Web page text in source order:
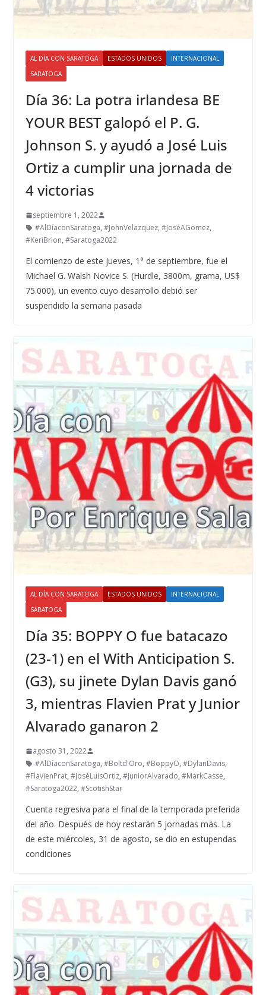
AL DÍA CON SARATOGA ESTADOS UNIDOS
INTERNACIONAL
SARATOGA
Día 36: La potra irlandesa BE
YOUR BEST galopó el P. G.
Johnson S. y ayudó a José Luis
Ortiz a cumplir una jornada de
4 victorias
septiembre 1, 2022
#AlDíaconSaratoga, #JohnVelazquez, #JoséAGomez,
#KeriBrion, #Saratoga2022
El comienzo de este jueves, 1° de septiembre, fue el
Michael G. Walsh Novice S. (Hurdle, 3800m, grama, US$
75.000), un evento cuyo desarrollo debió ser
suspendido la semana pasada
AL DÍA CON SARATOGA ESTADOS UNIDOS
INTERNACIONAL
SARATOGA
Día 35: BOPPY O fue batacazo
(23-1) en el With Anticipation S.
(G3), su jinete Dylan Davis ganó
3, mientras Flavien Prat y Junior
Alvarado ganaron 2
agosto 31, 2022
#AlDíaconSaratoga, #Boltd'Oro, #BoppyO, #DylanDavis,
#FlavienPrat, #JoséLuisOrtiz, #JuniorAlvarado, #MarkCasse,
#Saratoga2022, #ScotishStar
Cuenta regresiva para el final de la temporada preferida
del año. Después de hoy restarán 5 jornadas más. La
de este miércoles, 31 de agosto, se dio en estupendas
condiciones